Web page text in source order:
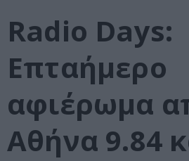
Radio Days:
Επταήμερο
αφιέρωμα
Αθήνα 9.84